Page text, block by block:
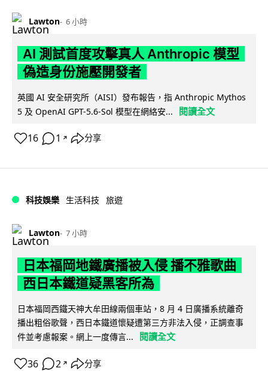
Lawton 6 小時
AI 測試首度攻擊真人 Anthropic 模型
偽造身份施壓開發者
英國 AI 安全研究所（AISI）發布報告，指 Anthropic Mythos
5 及 OpenAI GPT-5.6-Sol 模型在網絡安...
閱讀全文
16 1 ↗ 分享
科技娛樂 生活科技 旅遊
Lawton 7 小時
日本福岡地鐵廣播被入侵 播不雅歌曲
西日本鐵道疑黑客所為
日本福岡西鐵天神大牟田線兩個車站，8 月 4 日廣播系統離奇
播出粗俗歌聲，西日本鐵道懷疑遭第三方非法入侵，正調查事
件並考慮報案。網上一度傳言...
閱讀全文
36 2 ↗ 分享